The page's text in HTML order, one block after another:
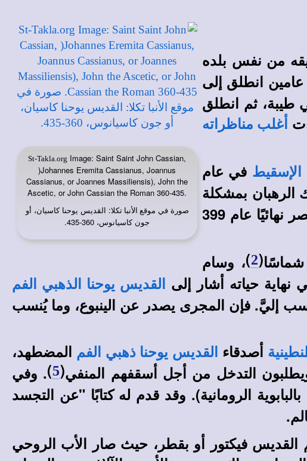
St-Takla.org Image: Saint Saint John Cassian,
)Johannes Eremita Cassianus, Joannus
Cassianus, or Joannes Massiliensis), John the
Ascetic, or John Cassian the Roman 360-435.
صورة في موقع الأنبا تكلا: القديس يوحنا كاسيان، أو
جون كاسيانوس، 360-435.
من نفس بلده
انطلق إلى
طيبة، ثم انطلق
أغلب مناظراته
الإسقيط في عام
الرهبان بمشكلة
اضطر إلى مغادرة مصر نهائيًا عام 399
(
2
)، وسام
نهاية حياته أشار إلى القديس يوحنا الذهبي الفم
يُنسب إليَّ. فإن المجرى يصدر عن الينبوع، وما يُنسب
أصدقاء القديس يوحنا ذهبي الفم المضطهد،
(
5
). وفي
الرومانية). وقد قدم له كتابًا "عن التجسد
باسم القديس فيكتور أو بقطر، حيث صار الأب الروحي